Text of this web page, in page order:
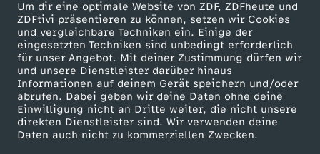
Um dir eine optimale Website von ZDF, ZDFheute und
ZDFtivi präsentieren zu können, setzen wir Cookies
und vergleichbare Techniken ein. Einige der
eingesetzten Techniken sind unbedingt erforderlich
für unser Angebot. Mit deiner Zustimmung dürfen wir
und unsere Dienstleister darüber hinaus
Informationen auf deinem Gerät speichern und/oder
abrufen. Dabei geben wir deine Daten ohne deine
Einwilligung nicht an Dritte weiter, die nicht unsere
direkten Dienstleister sind. Wir verwenden deine
Daten auch nicht zu kommerziellen Zwecken.
Mehr ZDF
ZDF-Apps
Smart TV
ZDFtext
Service
ZDFmitreden
Kontakt zum ZDF
Tickets